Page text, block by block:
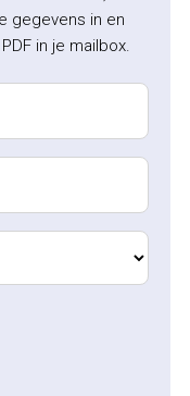
gegevens in en
in je mailbox.